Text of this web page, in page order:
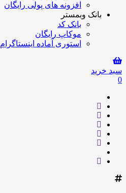
افزونه های پولی رایگان
بانک وبمستر
بانک کد
موکاپ رایگان
استوری آماده اینستاگرام
سبد خرید
0